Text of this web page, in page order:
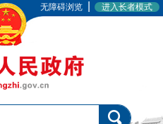
无障碍浏览 进入长者模式